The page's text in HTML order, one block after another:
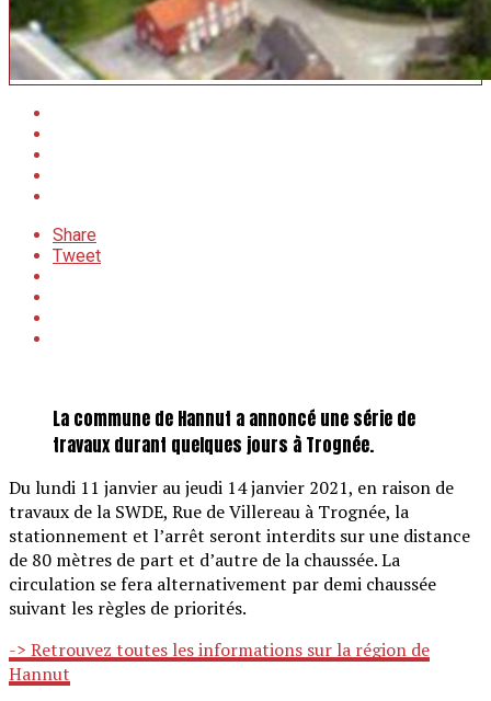
Share
Tweet
La commune de Hannut a annoncé une série de
travaux durant quelques jours à Trognée.
Du lundi 11 janvier au jeudi 14 janvier 2021, en raison de
travaux de la SWDE, Rue de Villereau à Trognée, la
stationnement et l’arrêt seront interdits sur une distance
de 80 mètres de part et d’autre de la chaussée. La
circulation se fera alternativement par demi chaussée
suivant les règles de priorités.
-> Retrouvez toutes les informations sur la région de
Hannut